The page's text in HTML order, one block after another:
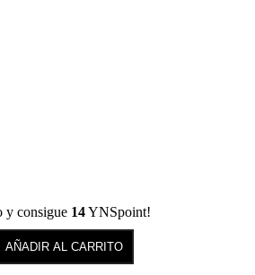
y consigue 14YNSpoint!
AÑADIR AL CARRITO